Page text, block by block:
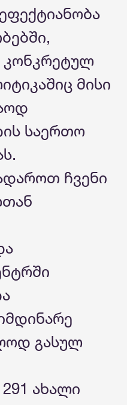
კონკრეტულ
მისი
საერთო
ჩვენი
გასულ
ახალი